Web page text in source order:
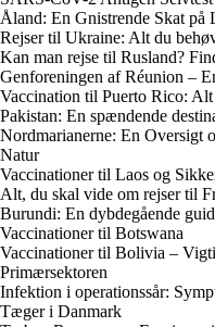
Åland: En Gnistrende Skat på
Rejser til Ukraine: Alt du
Kan man rejse til Rusland?
Genforeningen af Réunion –
Vaccination til Puerto Rico:
Pakistan: En spændende
Nordmarianerne: En Oversigt
Natur
Vaccinationer til Laos og
Alt, du skal vide om rejser til
Burundi: En dybdegående
Vaccinationer til Botswana
Vaccinationer til Bolivia –
Primærsektoren
Infektion i operationssår:
Tæger i Danmark